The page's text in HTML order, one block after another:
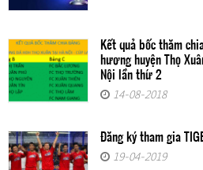
Kết quả bốc thăm
hương huyện Thọ
Nội lần thứ 2
14-08-2018
Đăng ký tham gia
19-04-2019